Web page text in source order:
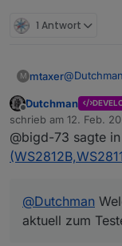
1 Antwort
M mtaxer@Dutchman
Ich habe
einer
Von der
und
SG
Mario
Offline
Dutchman
schrieb am 12. Feb.
zuletzt editiert von
@bigd-73 sagte in
@Dutchman
aktuell zum